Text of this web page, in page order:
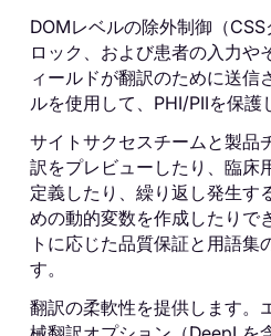
DOMレベルの除外制御（
ロック、および患者の入力や
ィールドが翻訳のために送信
ルを使用して、PHI/PIIを保護
サイトサクセスチームと製品
訳をプレビューしたり、臨床
定義したり、繰り返し発生す
めの動的変数を作成したりで
トに応じた品質保証と用語集
す。
翻訳の柔軟性を提供します。